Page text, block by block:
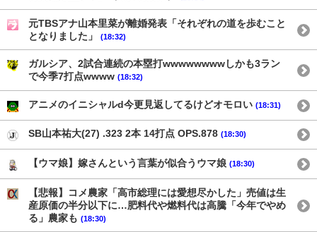
元TBSアナ山本里菜が離婚発表「それぞれの道を歩むこと
となりました」
(18:32)
ガルシア、2試合連続の本塁打wwwwwwwwしかも3ラン
で今季7打点wwww (18:32)
アニメのイニシャルd今更見返してるけどオモロい (18:31)
SB山本祐大(27) .323 2本 14打点 OPS.878 (18:30)
【ウマ娘】嫁さんという言葉が似合うウマ娘 (18:30)
【悲報】コメ農家「高市総理には愛想尽かした」売値は生
産原価の半分以下に…肥料代や燃料代は高騰「今年でやめ
る」農家も (18:30)